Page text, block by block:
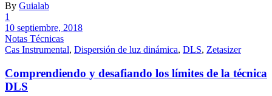
By Guialab
1
10 septiembre, 2018
Notas Técnicas
Cas Instrumental, Dispersión de luz dinámica, DLS, Zetasizer
Comprendiendo y desafiando los límites de la técnica
DLS